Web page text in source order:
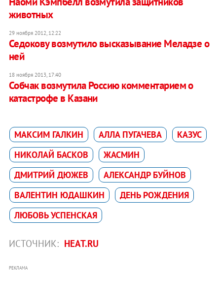
животных
29 ноября 2012, 12:22
Седокову возмутило высказывание Меладзе о
ней
18 ноября 2013, 17:40
Собчак возмутила Россию комментарием о
катастрофе в Казани
МАКСИМ ГАЛКИН АЛЛА ПУГАЧЕВА
КАЗУС
НИКОЛАЙ БАСКОВ
ЖАСМИН
ДМИТРИЙ ДЮЖЕВ
АЛЕКСАНДР БУЙНОВ
ВАЛЕНТИН ЮДАШКИН
ДЕНЬ РОЖДЕНИЯ
ЛЮБОВЬ УСПЕНСКАЯ
ИСТОЧНИК: HEAT.RU
РЕКЛАМА